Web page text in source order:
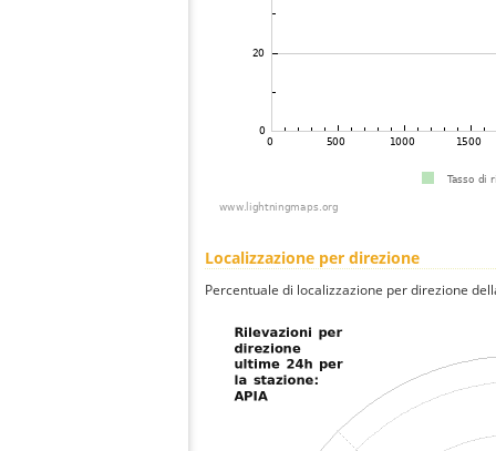
Localizzazione per direzione
Percentuale di localizzazione per direzione